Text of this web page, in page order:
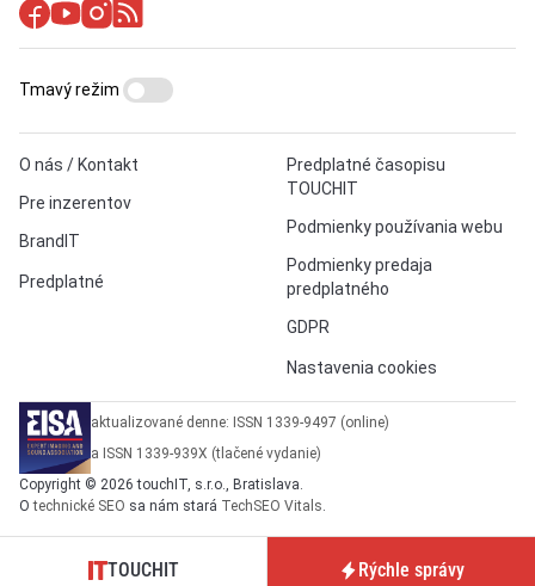
O nás / Kontakt
Pre inzerentov
BrandIT
Predplatné
Predplatné časopisu
TOUCHIT
Podmienky používania webu
Podmienky predaja
predplatného
GDPR
Nastavenia cookies
Tmavý režim
aktualizované denne: ISSN 1339-9497 (online)
a ISSN 1339-939X (tlačené vydanie)
Copyright © 2026 touchIT, s.r.o., Bratislava.
Otechnické SEO sa nám stará TechSEO Vitals
TOUCHIT Rýchle správy